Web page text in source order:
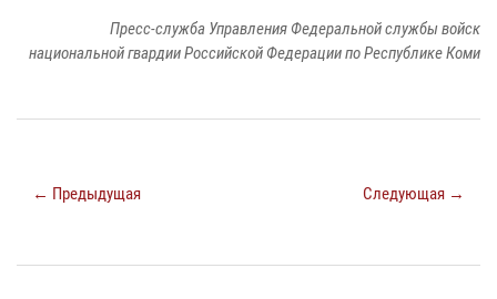
Пресс-служба Управления Федеральной службы войск
национальной гвардии Российской Федерации по Республике Коми
← Предыдущая Следующая →